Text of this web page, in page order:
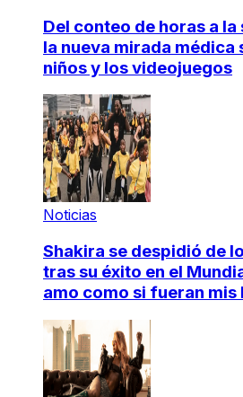
Del conteo de horas a
la nueva mirada médica
niños y los videojuegos
Noticias
Shakira se despidió de
tras su éxito en el
amo como si fueran mis